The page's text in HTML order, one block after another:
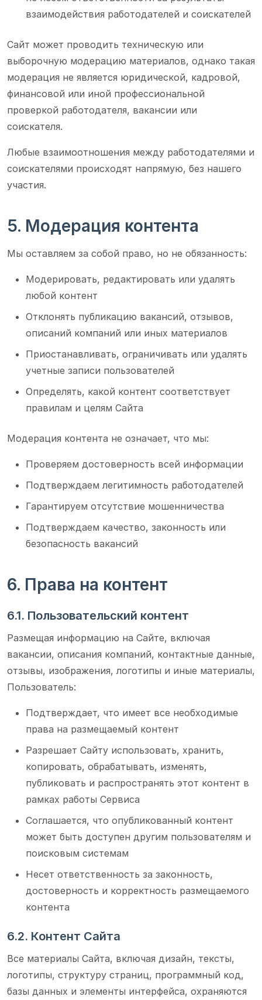
взаимодействия работодателей и соискателей
Сайт может проводить техническую или
выборочную модерацию материалов, однако такая
модерация не является юридической, кадровой,
финансовой или иной профессиональной
проверкой работодателя, вакансии или
соискателя.
Любые взаимоотношения между работодателями и
соискателями происходят напрямую, без нашего
участия.
5. Модерация контента
Мы оставляем за собой право, но не обязанность:
Модерировать, редактировать или удалять
любой контент
Отклонять публикацию вакансий, отзывов,
описаний компаний или иных материалов
Приостанавливать, ограничивать или удалять
учетные записи пользователей
Определять, какой контент соответствует
правилам и целям Сайта
Модерация контента не означает, что мы:
Проверяем достоверность всей информации
Подтверждаем легитимность работодателей
Гарантируем отсутствие мошенничества
Подтверждаем качество, законность или
безопасность вакансий
6. Права на контент
6.1. Пользовательский контент
Размещая информацию на Сайте, включая
вакансии, описания компаний, контактные данные,
отзывы, изображения, логотипы и иные материалы,
Пользователь:
Подтверждает, что имеет все необходимые
права на размещаемый контент
Разрешает Сайту использовать, хранить,
копировать, обрабатывать, изменять,
публиковать и распространять этот контент в
рамках работы Сервиса
Соглашается, что опубликованный контент
может быть доступен другим пользователям и
поисковым системам
Несет ответственность за законность,
достоверность и корректность размещаемого
контента
6.2. Контент Сайта
Все материалы Сайта, включая дизайн, тексты,
логотипы, структуру страниц, программный код,
базы данных и элементы интерфейса, охраняются